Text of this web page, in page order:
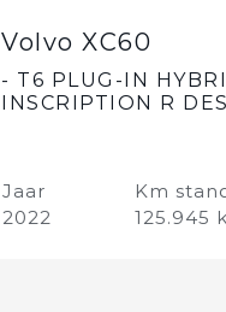
Volvo XC60
- T6 PLUG-IN
INSCRIPTION R
Jaar
2022
Km
125.945